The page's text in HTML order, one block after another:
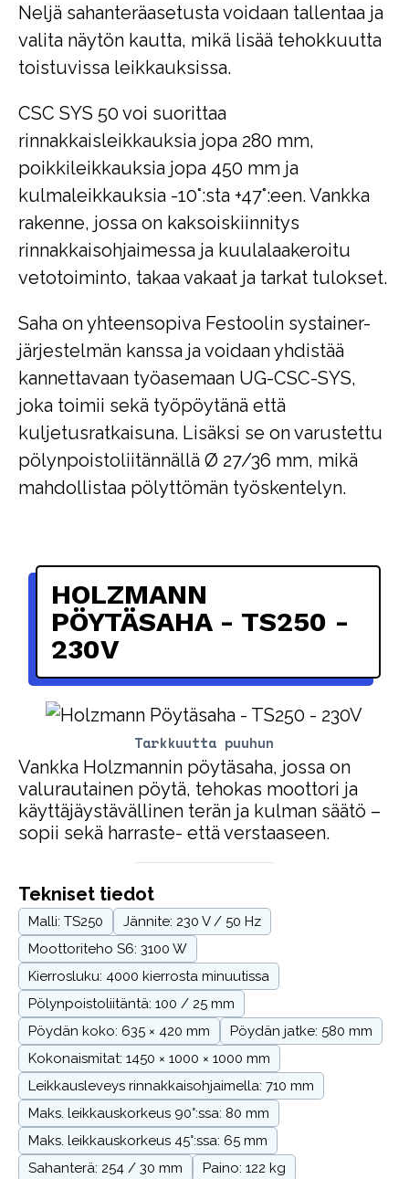
Neljä sahanteräasetusta voidaan tallentaa ja
valita näytön kautta, mikä lisää tehokkuutta
toistuvissa leikkauksissa.
CSC SYS 50 voi suorittaa
rinnakkaisleikkauksia jopa 280 mm,
poikkileikkauksia jopa 450 mm ja
kulmaleikkauksia -10°:sta +47°:een. Vankka
rakenne, jossa on kaksoiskiinnitys
rinnakkaisohjaimessa ja kuulalaakeroitu
vetotoiminto, takaa vakaat ja tarkat tulokset.
Saha on yhteensopiva Festoolin systainer-
järjestelmän kanssa ja voidaan yhdistää
kannettavaan työasemaan UG-CSC-SYS,
joka toimii sekä työpöytänä että
kuljetusratkaisuna. Lisäksi se on varustettu
pölynpoistoliitännällä Ø 27/36 mm, mikä
mahdollistaa pölyttömän työskentelyn.
Tarkkuutta puuhun
HOLZMANN
PÖYTÄSAHA - TS250 -
230V
Vankka Holzmannin pöytäsaha, jossa on
valurautainen pöytä, tehokas moottori ja
käyttäjäystävällinen terän ja kulman säätö –
sopii sekä harraste- että verstaaseen.
Tekniset tiedot
Malli: TS250
Jännite: 230 V / 50 Hz
Moottoriteho S6: 3100 W
Kierrosluku: 4000 kierrosta minuutissa
Pölynpoistoliitäntä: 100 / 25 mm
Pöydän koko: 635 × 420 mm
Pöydän jatke: 580 mm
Kokonaismitat: 1450 × 1000 × 1000 mm
Leikkausleveys rinnakkaisohjaimella: 710 mm
Maks. leikkauskorkeus 90°:ssa: 80 mm
Maks. leikkauskorkeus 45°:ssa: 65 mm
Sahanterä: 254 / 30 mm
Paino: 122 kg